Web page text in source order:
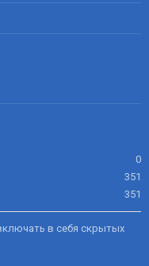
0
351
351
в себя скрытых